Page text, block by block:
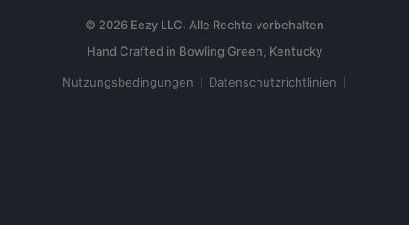
© 2026 Eezy LLC. Alle Rechte vorbehalten
Nutzungsbedingungen Datenschutzrichtlinien